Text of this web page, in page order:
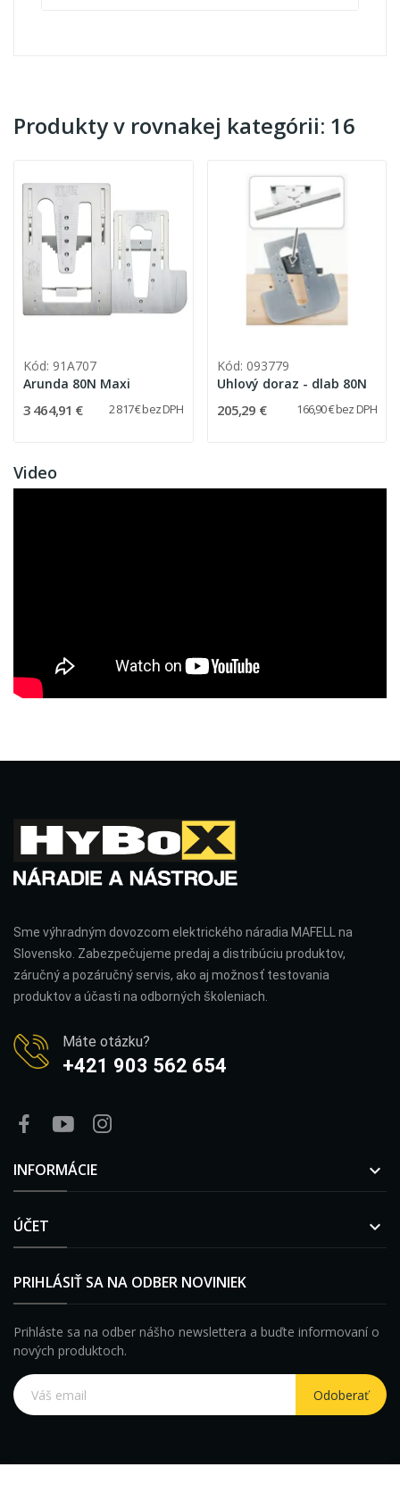
Produkty v rovnakej kategórii: 16
Kód: 91A707
Arunda 80N Maxi
3 464,91 € 2 817 € bez DPH
Kód: 093779
Uhlový doraz - dlab 80N
205,29 € 166,90 € bez DPH
Video
Sme výhradným dovozcom elektrického náradia MAFELL na
Slovensko. Zabezpečujeme predaj a distribúciu produktov,
záručný a pozáručný servis, ako aj možnosť testovania
produktov a účasti na odborných školeniach.
Máte otázku?
+421 903 562 654
INFORMÁCIE 
ÚČET 
PRIHLÁSIŤ SA NA ODBER NOVINIEK
Prihláste sa na odber nášho newslettera a buďte informovaní o
nových produktoch.
Odoberať